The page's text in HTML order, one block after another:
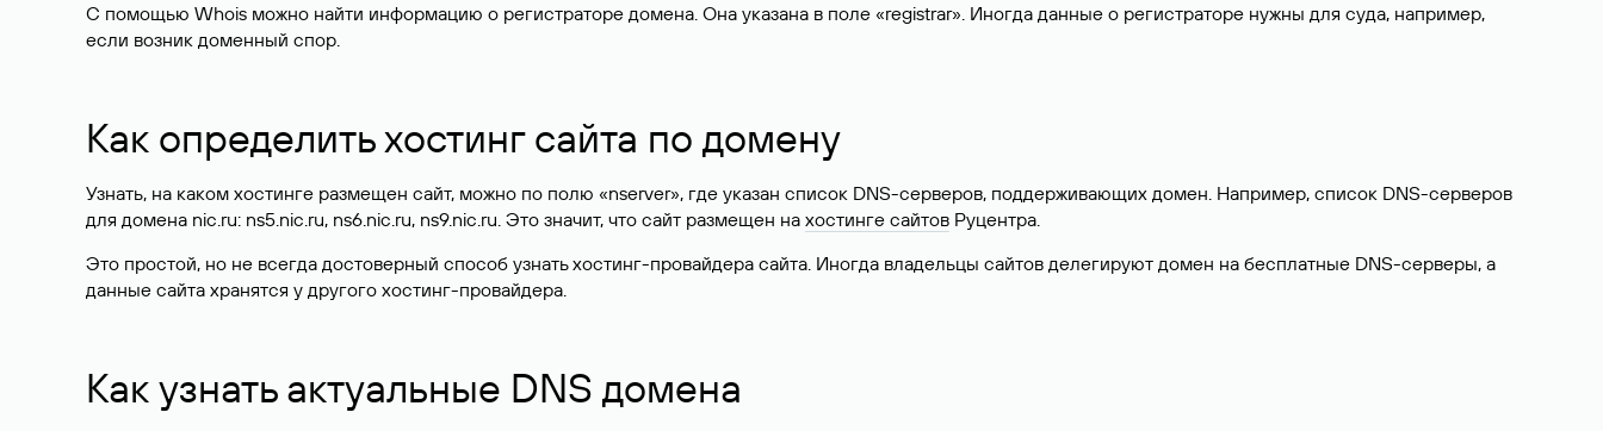
С помощью Whois можно найти информацию о регистраторе домена. Она указана в поле «registrar». Иногда данные о регистраторе нужны для суда, например,
если возник доменный спор.
Как определить хостинг сайта по домену
Узнать, на каком хостинге размещен сайт, можно по полю «nserver», где указан список DNS-серверов, поддерживающих домен. Например, список DNS-серверов
для домена nic.ru: ns5.nic.ru, ns6.nic.ru, ns9.nic.ru. Это значит, что сайт размещен на хостинге сайтов Руцентра.
Это простой, но не всегда достоверный способ узнать хостинг-провайдера сайта. Иногда владельцы сайтов делегируют домен на бесплатные DNS-серверы, а
данные сайта хранятся у другого хостинг-провайдера.
Как узнать актуальные DNS домена